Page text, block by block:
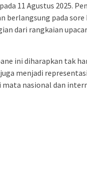
11 Agustus 2025.
berlangsung pada
dari rangkaian
ini diharapkan tak
menjadi
nasional dan